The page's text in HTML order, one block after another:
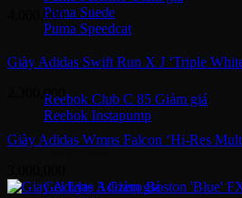
Puma Suede
Puma Speedcat
Giày Reebok
Reebok Club C 85
Reebok Instapump
Giày Asics
Gel Lyte 3
4,000,000
Giày Adidas Swift Run X J ‘Triple
2,300,000
Giày Adidas Wmns Falcon ‘Hi-Res